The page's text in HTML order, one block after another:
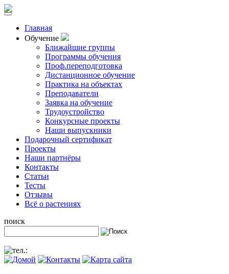
Главная
Обучение
Ближайшие группы
Программы обучения
Проф.переподготовка
Дистанционное обучение
Практика на объектах
Преподаватели
Заявка на обучение
Трудоустройство
Конкурсные проекты
Наши выпускники
Подарочный сертификат
Проекты
Наши партнёры
Контакты
Статьи
Тесты
Отзывы
Всё о растениях
поиск